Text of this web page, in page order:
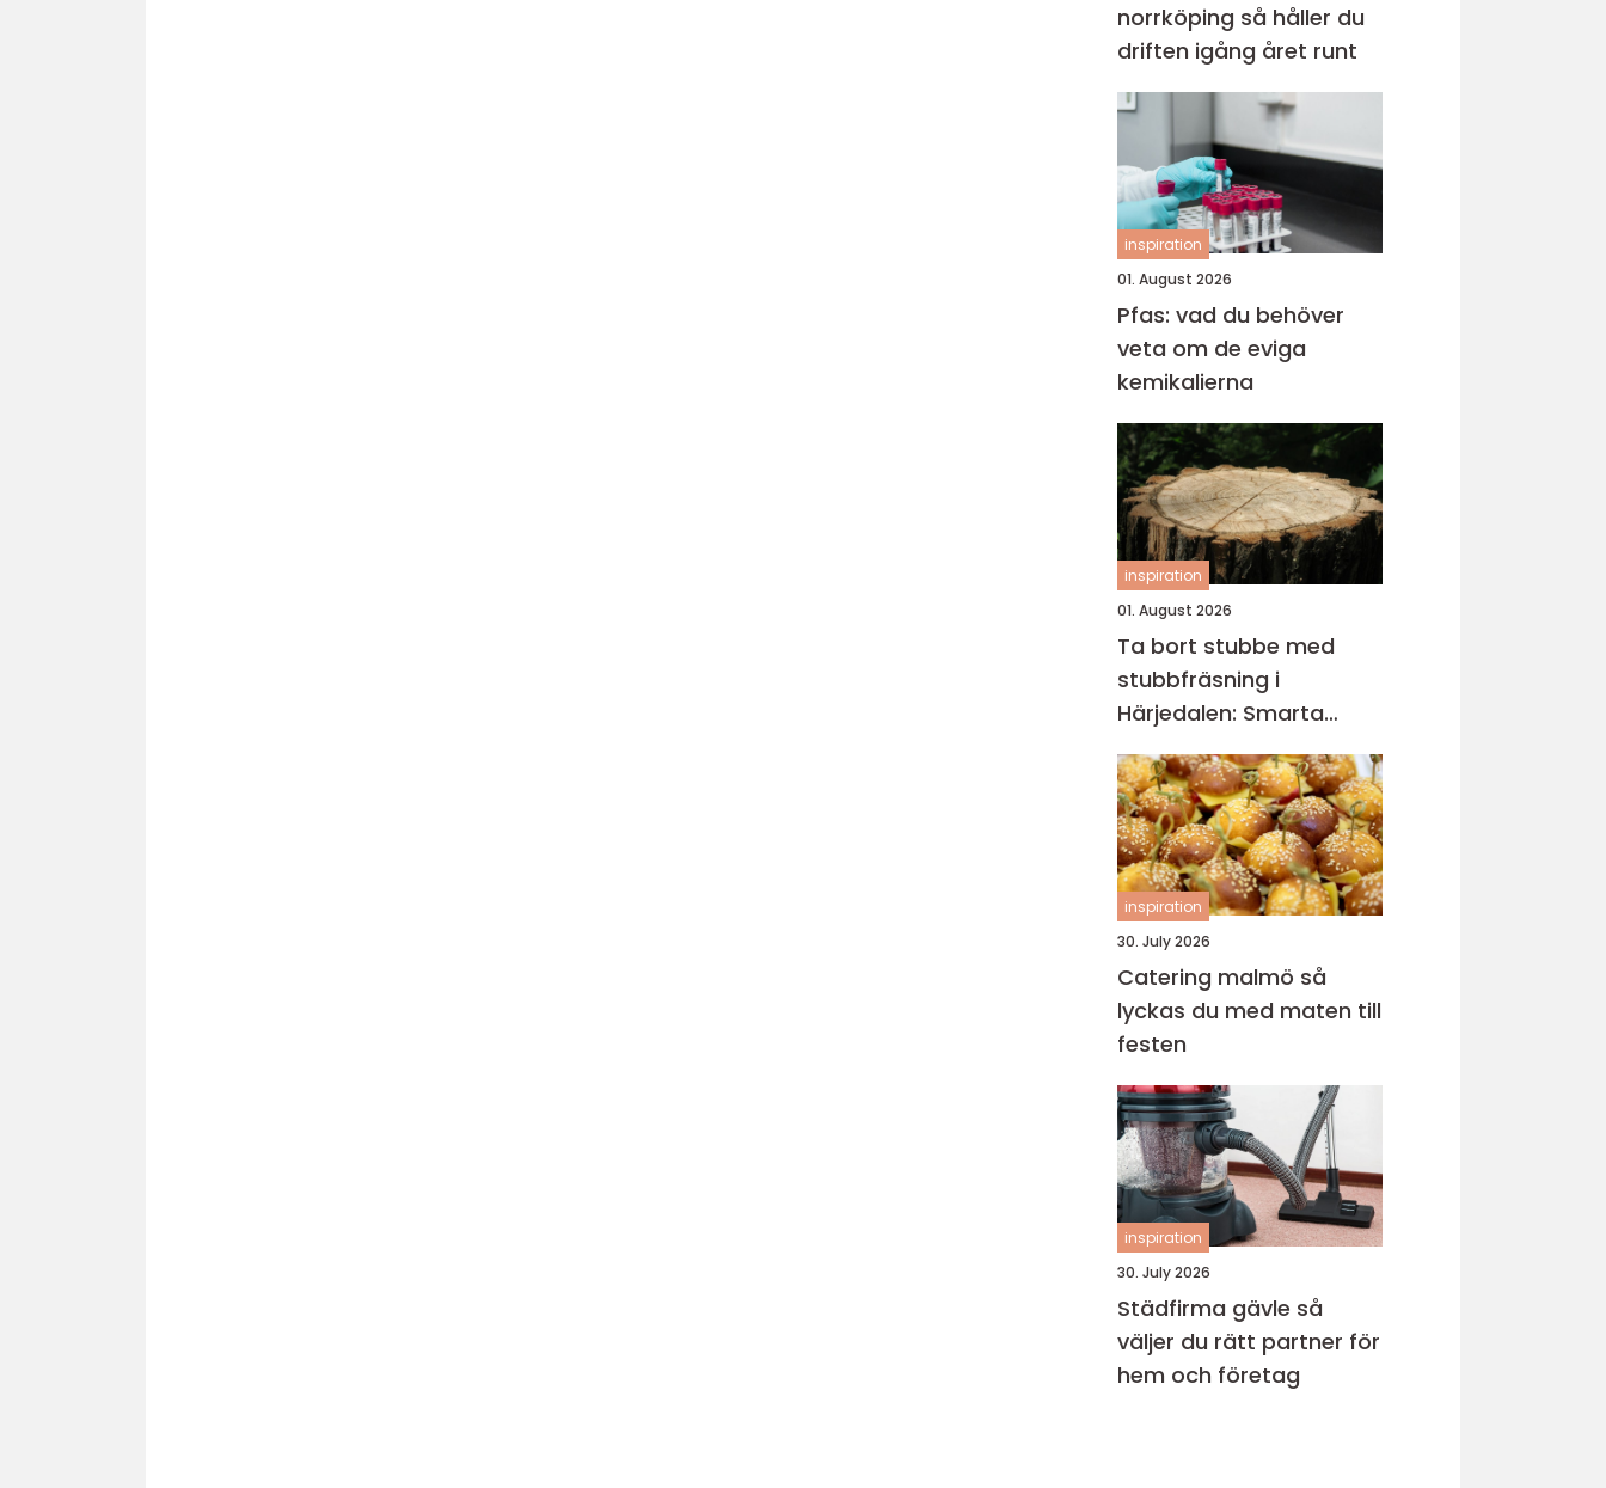
norrköping så håller du
driften igång året runt
inspiration
01. August 2026
Pfas: vad du behöver
veta om de eviga
kemikalierna
inspiration
01. August 2026
Ta bort stubbe med
stubbfräsning i
Härjedalen: Smarta
metoder för tomten
inspiration
30. July 2026
Catering malmö så
lyckas du med maten till
festen
inspiration
30. July 2026
Städfirma gävle så
väljer du rätt partner för
hem och företag